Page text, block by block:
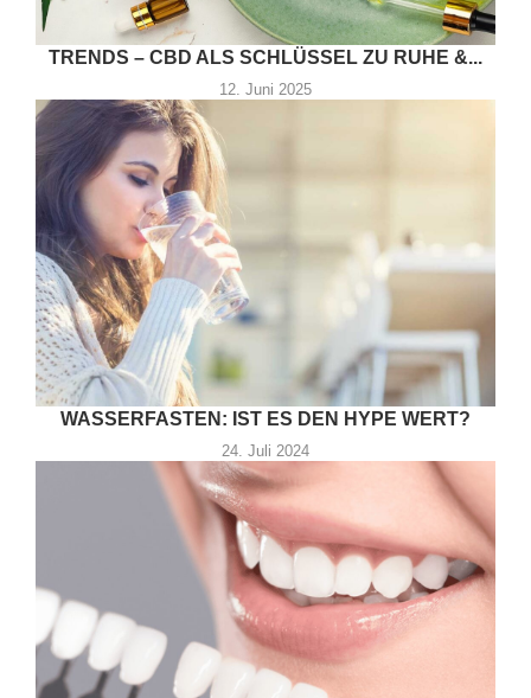
TRENDS – CBD ALS SCHLÜSSEL ZU RUHE &...
12. Juni 2025
WASSERFASTEN: IST ES DEN HYPE WERT?
24. Juli 2024